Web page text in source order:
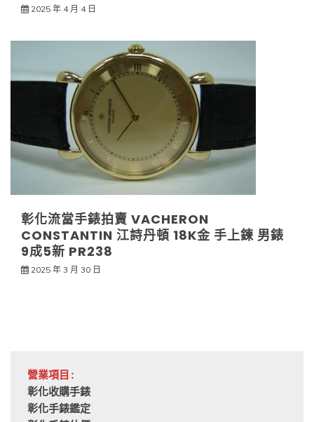
2025 年 4 月 4 日
彰化流當手錶拍賣 VACHERON
CONSTANTIN 江詩丹頓 18K金 手上鍊 男錶
9成5新 PR238
2025 年 3 月 30 日
營業項目:
彰化收購手錶
彰化手錶鑑定